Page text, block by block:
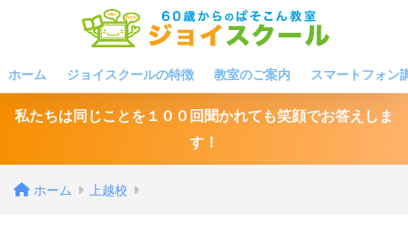
ホーム ジョイスクールの特徴 教室のご案内 スマートフォン
私たちは同じことを１００回聞かれても笑顔でお答えしま
す！
ホーム 上越校